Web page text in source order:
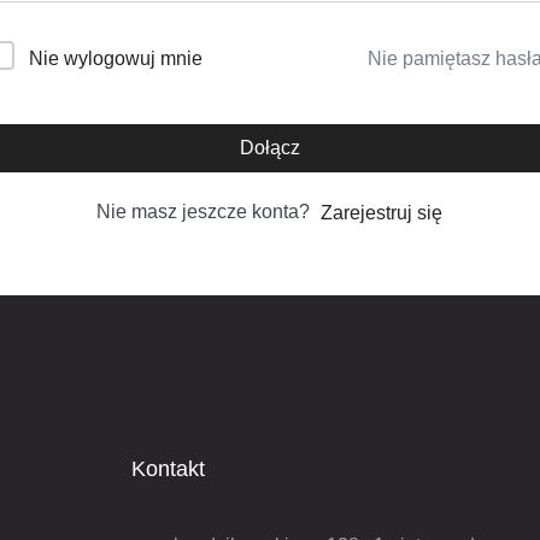
Nie wylogowuj mnie Nie pamiętasz
Dołącz
Nie masz jeszcze konta? Zarejestruj się
Kontakt